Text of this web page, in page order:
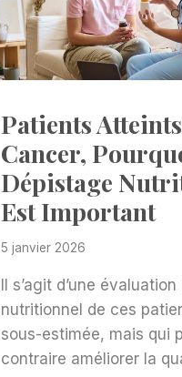
Patients
Cancer,
Dépistage
Est Important
5 janvier 2026
Il s’agit d’une évaluation
nutritionnel de ces
sous-estimée, mais qui
contraire améliorer la